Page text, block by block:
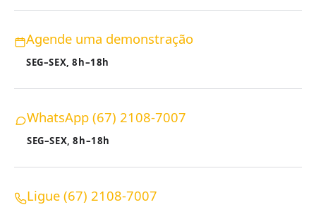
Agende uma demonstração
SEG–SEX, 8h–18h
WhatsApp (67) 21⁠08-7007
SEG–SEX, 8h–18h
Ligue (67) 21⁠08-7007